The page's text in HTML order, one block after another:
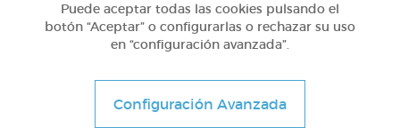
Conociendo nuestro cuerpo
Puede aceptar todas las cookies pulsando el
botón “Aceptar” o configurarlas o rechazar su uso
en “configuración avanzada”.
Configuración Avanzada